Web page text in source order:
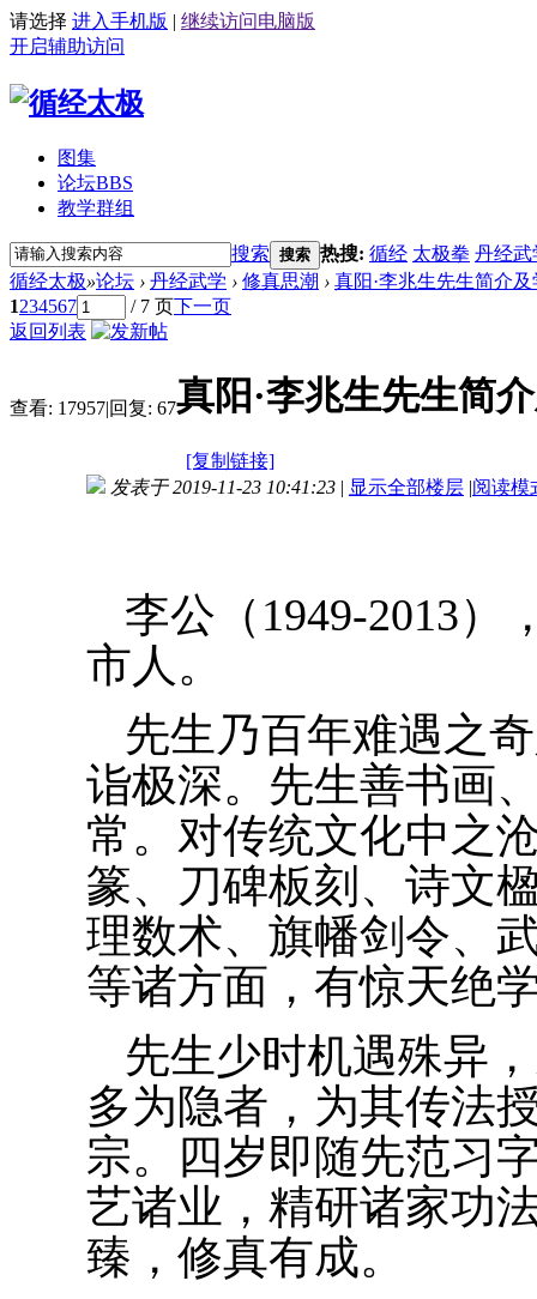
请选择 进入手机版 | 继续访问电脑版
开启辅助访问
图集
论坛BBS
教学群组
搜索 搜索 热搜: 循经 太极拳 丹经武
循经太极»论坛 › 丹经武学 › 修真思潮 › 真阳·李兆生先生简介
1234567 / 7 页下一页
返回列表
查看: 17957|回复: 67真阳·李兆生先生简
[复制链接]
发表于 2019-11-23 10:41:23 | 显示全部楼层 |阅读模
李公（ 1949-2013）
市人。
先生乃百年难遇之
诣极深。先生善书画
常。对传统文化中之
篆、刀碑板刻、诗文
理数术、旗幡剑令、
等诸方面，有惊天绝
先生少时机遇殊异
多为隐者，为其传法
宗。四岁即随先范习
艺诸业，精研诸家功
臻，修真有成。